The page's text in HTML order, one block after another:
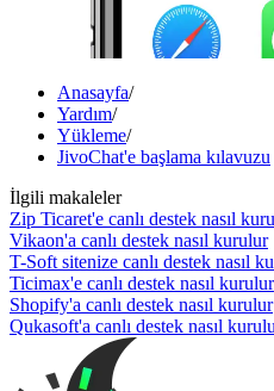
Anasayfa/
Yardım/
Yükleme/
JivoChat'e başlama kılavuzu
İlgili makaleler
Zip Ticaret'e canlı destek nasıl
Vikaon'a canlı destek nasıl kurulur
T-Soft sitenize canlı destek nasıl
Ticimax'e canlı destek nasıl kurulur
Shopify'a canlı destek nasıl kurulur
Qukasoft'a canlı destek nasıl